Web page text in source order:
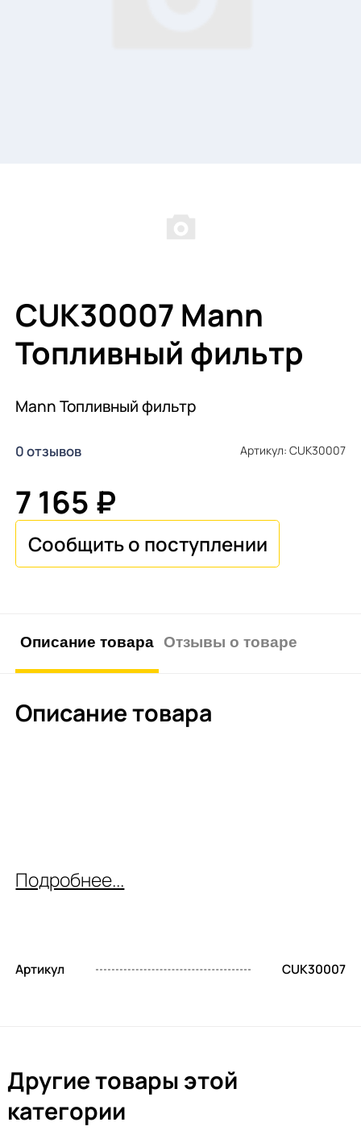
CUK30007 Mann
Топливный фильтр
Mann Топливный фильтр
0 отзывов Артикул: CUK30007
7 165 ₽
Описание товара Отзывы о товаре
Описание товара
Подробнее...
Артикул CUK30007
Другие товары этой
категории